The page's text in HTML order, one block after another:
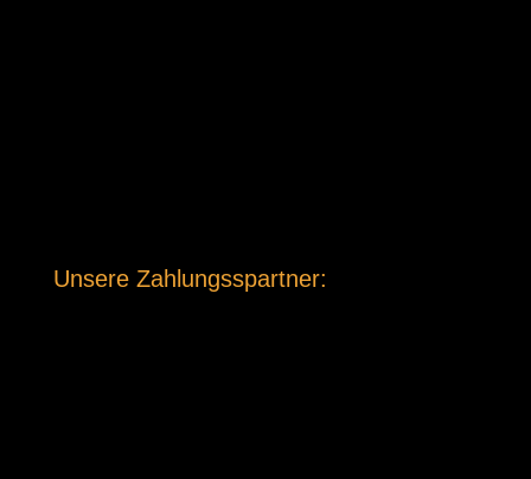
Unsere Zahlungsspartner: